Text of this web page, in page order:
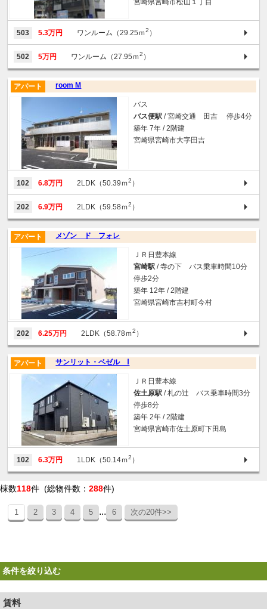
503 5.3万円 ワンルーム（29.25ｍ2 ）
502 5万円 ワンルーム（27.95ｍ2 ）
room M
アパート
バス
バス便駅 / 宮崎交通 田吉 停歩4分
築年 7年 / 2階建
宮崎県宮崎市大字田吉
102 6.8万円 2LDK（50.39ｍ2 ）
202 6.9万円 2LDK（59.58ｍ2 ）
メゾン ド フォレ
アパート
ＪＲ日豊本線
宮崎駅 / 寺の下 バス乗車時間10分
停歩2分
築年 12年 / 2階建
宮崎県宮崎市吉村町今村
202 6.25万円 2LDK（58.78ｍ2 ）
サンリット・ベゼル Ⅰ
アパート
ＪＲ日豊本線
佐土原駅 / 札の辻 バス乗車時間3分
停歩8分
築年 2年 / 2階建
宮崎県宮崎市佐土原町下田島
102 6.3万円 1LDK（50.14ｍ2 ）
棟数118件 (総物件数： 288件)
1 2 3 4 5 ... 6 次の20件>>
条件を絞り込む
賃料